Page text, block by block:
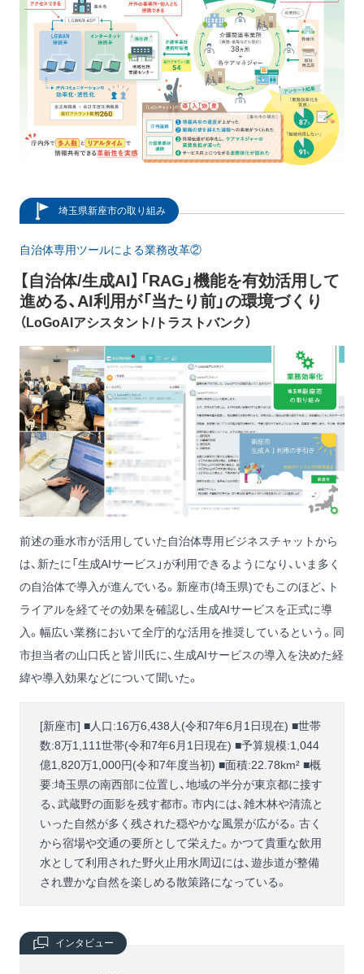
埼玉県新座市の取り組み
自治体専用ツールによる業務改革②
【自治体/生成AI】「RAG」機能を有効活用して
進める、AI利用が「当たり前」の環境づくり
（LoGoAIアシスタント/トラストバンク）
前述の垂水市が活用していた自治体専用ビジネスチャットから
は、新たに「生成AIサービス」が利用できるようになり、いま多く
の自治体で導入が進んでいる。新座市(埼玉県)でもこのほど、ト
ライアルを経てその効果を確認し、生成AIサービスを正式に導
入。幅広い業務において全庁的な活用を推奨しているという。同
市担当者の山口氏と皆川氏に、生成AIサービスの導入を決めた経
緯や導入効果などについて聞いた。
[新座市] ■人口:16万6,438人(令和7年6月1日現在) ■世帯
数:8万1,111世帯(令和7年6月1日現在) ■予算規模:1,044
億1,820万1,000円(令和7年度当初) ■面積:22.78km² ■概
要:埼玉県の南西部に位置し、地域の半分が東京都に接す
る、武蔵野の面影を残す都市。市内には、雑木林や清流と
いった自然が多く残された穏やかな風景が広がる。古く
から宿場や交通の要所として栄えた。かつて貴重な飲用
水として利用された野火止用水周辺には、遊歩道が整備
され豊かな自然を楽しめる散策路になっている。
インタビュー